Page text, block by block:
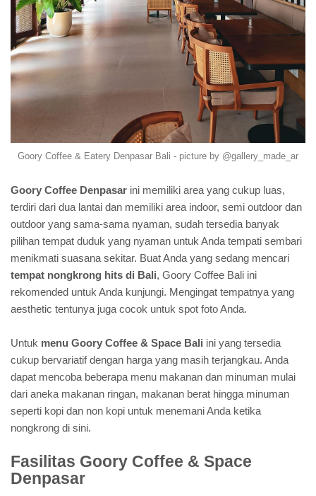
Goory Coffee & Eatery Denpasar Bali - picture by @gallery_made_ar
Goory Coffee Denpasar ini memiliki area yang cukup luas,
terdiri dari dua lantai dan memiliki area indoor, semi outdoor dan
outdoor yang sama-sama nyaman, sudah tersedia banyak
pilihan tempat duduk yang nyaman untuk Anda tempati sembari
menikmati suasana sekitar. Buat Anda yang sedang mencari
tempat nongkrong hits di Bali, Goory Coffee Bali ini
rekomended untuk Anda kunjungi. Mengingat tempatnya yang
aesthetic tentunya juga cocok untuk spot foto Anda.
Untuk menu Goory Coffee & Space Bali ini yang tersedia
cukup bervariatif dengan harga yang masih terjangkau. Anda
dapat mencoba beberapa menu makanan dan minuman mulai
dari aneka makanan ringan, makanan berat hingga minuman
seperti kopi dan non kopi untuk menemani Anda ketika
nongkrong di sini.
Fasilitas Goory Coffee & Space
Denpasar